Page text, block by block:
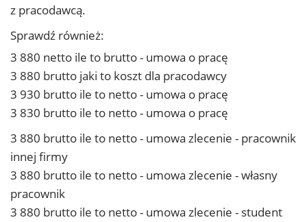
z pracodawcą.
Sprawdź również:
3 880 netto ile to brutto - umowa o pracę
3 880 brutto jaki to koszt dla pracodawcy
3 930 brutto ile to netto - umowa o pracę
3 830 brutto ile to netto - umowa o pracę
3 880 brutto ile to netto - umowa zlecenie - pracownik
innej firmy
3 880 brutto ile to netto - umowa zlecenie - własny
pracownik
3 880 brutto ile to netto - umowa zlecenie - student